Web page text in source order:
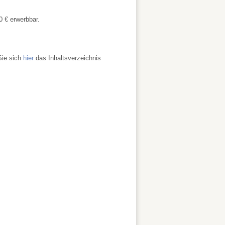
erwerbbar.
sich hierdas Inhaltsverzeichnis